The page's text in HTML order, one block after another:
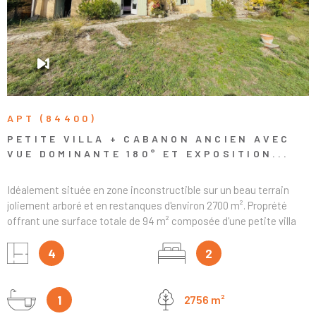
pizza, chauffage central au fioul (avec plancher chauffant dans le
séjour), vue imprenable et proximité immédiate de tous les
commerces. Un bien idéal pour profiter de la proximité du centre-
ville tout en bénéficiant d’un cadre de vie à l’esprit campagne. À
découvrir sans hésiter !
APT (84400)
PETITE VILLA + CABANON ANCIEN AVEC
VUE DOMINANTE 180° ET EXPOSITION...
Idéalement située en zone inconstructible sur un beau terrain
joliement arboré et en restanques d'environ 2700 m². Proprété
offrant une surface totale de 94 m² composée d'une petite villa
cabanon ancien d'environ 26 m² situé en contre-bas. La villa, de
construction traditonnelle, offre un séjour cheminée (31m²)
chambre sup), une chambre avec accès direct sur jardin (14m²),
4 2
1 2756 m²